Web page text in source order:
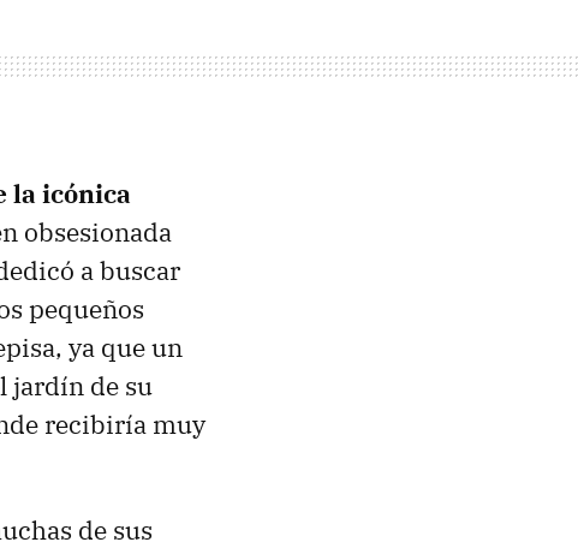
la icónica
obsesionada
a buscar
pequeños
ya que un
jardín de su
recibiría muy
de sus